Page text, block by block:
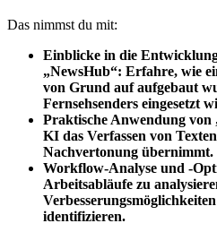
Das nimmst du mit:
Einblicke in die
„NewsHub“: Erfahre, wie
von Grund auf aufgebaut
Fernsehsenders eingesetzt
Praktische Anwendung von
KI das Verfassen von
Nachvertonung übernimmt.
Workflow-Analyse und -
Arbeitsabläufe zu
identifizieren.